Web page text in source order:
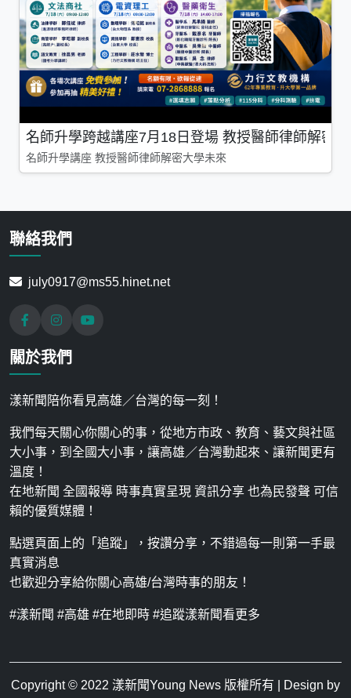
名師升學跨越講座7月18日登場 教授醫師律師解密
名師升學講座 教授醫師律師解密大學未來
聯絡我們
july0917@ms55.hinet.net
關於我們
漾新聞陪你看見高雄／台灣的每一刻！
我們每天關心你關心的事，從地方市政、教育、藝文與社區
大小事，到全國大小事，讓高雄／台灣動起來、讓新聞更有
溫度！
在地新聞 全國報導 時事真實呈現 資訊分享 也為民發聲 可信
賴的優質媒體！
點選頁面上的「追蹤」，按讚分享，不錯過每一則第一手最
真實消息
也歡迎分享給你關心高雄/台灣時事的朋友！
#漾新聞 #高雄 #在地即時 #追蹤漾新聞看更多
Copyright © 2022 漾新聞Young News 版權所有 | Design by